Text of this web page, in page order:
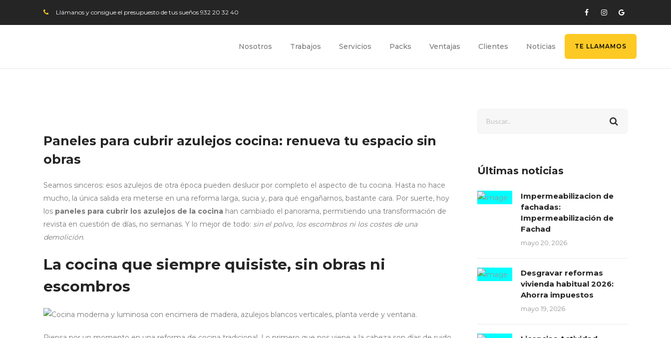
Llámanos y consigue el presupuesto de tus sueños 932 20 32 40
Nosotros Trabajos Servicios Packs Ventajas Clientes Noticias TE LLAMAMOS
Paneles para cubrir azulejos cocina: renueva tu espacio sin
obras
Seamos sinceros: esos azulejos de otra época pueden deslucir por completo el aspecto de tu cocina. Hasta no hace
mucho, la única salida era meterse en una reforma larga, sucia y, para qué engañarnos, bastante cara. Por suerte, hoy
los paneles para cubrir los azulejos de la cocina han cambiado el panorama, permitiendo una transformación de
revista en cuestión de días, no semanas. Y lo mejor de todo: sin el polvo, los escombros ni los costes de una
demolición.
La cocina que siempre quisiste, sin obras ni
escombros
Últimas noticias
Impermeabilizacion de
fachadas:
Impermeabilización de
Fachad
mayo 20, 2026
Desgravar reformas
vivienda habitual 2026:
Ahorra impuestos
mayo 19, 2026